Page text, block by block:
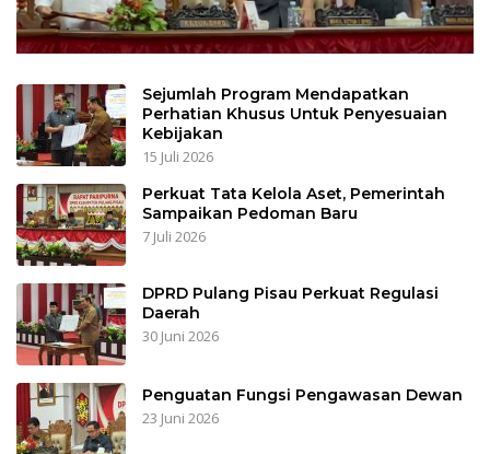
Sejumlah Program Mendapatkan
Perhatian Khusus Untuk Penyesuaian
Kebijakan
15 Juli 2026
Perkuat Tata Kelola Aset, Pemerintah
Sampaikan Pedoman Baru
7 Juli 2026
DPRD Pulang Pisau Perkuat Regulasi
Daerah
30 Juni 2026
Penguatan Fungsi Pengawasan Dewan
23 Juni 2026